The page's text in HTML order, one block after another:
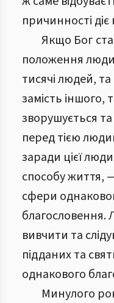
причинності
Якщо Бог
положення
тисячі людей,
замість іншого,
зворушується та
перед тією
заради цієї
способу життя,
сфери
вивчити та
підданих та
однакового
Минулого